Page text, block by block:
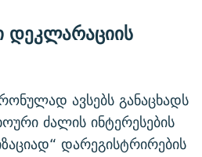
ავსებს განაცხადს
ძალის ინტერესების
დარეგისტრირების